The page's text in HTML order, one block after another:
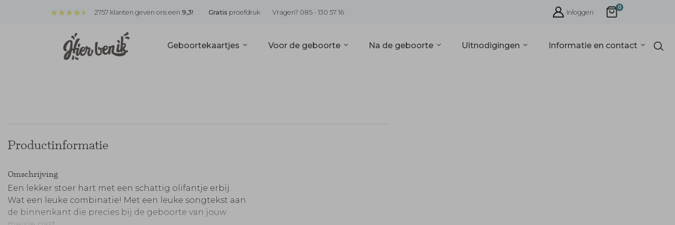
2757 klanten geven ons een 9,3! Gratis proefdruk Vragen? 085 - 130 57 16 Inloggen
0
Geboortekaartjes Voor de geboorte Na de geboorte Uitnodigingen Informatie en contact
Productinformatie
Omschrijving
Een lekker stoer hart met een schattig olifantje erbij.
Wat een leuke combinatie! Met een leuke songtekst aan
de binnenkant die precies bij de geboorte van jouw